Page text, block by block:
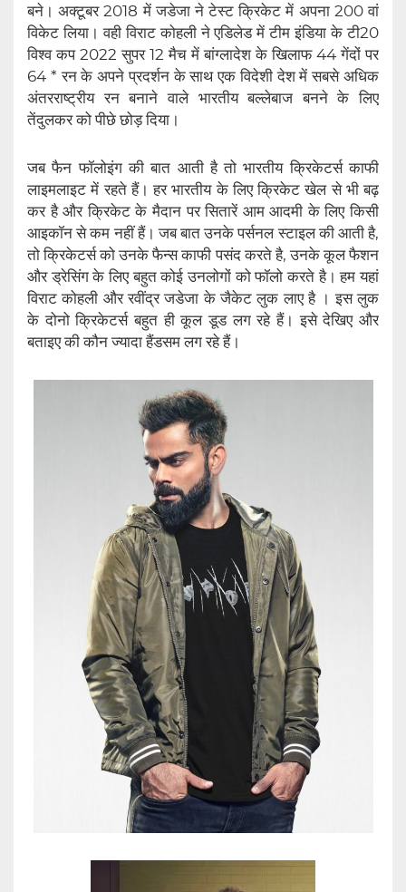
बने। अक्टूबर 2018 में जडेजा ने टेस्ट क्रिकेट में अपना 200 वां
विकेट लिया। वही विराट कोहली ने एडिलेड में टीम इंडिया के टी20
विश्व कप 2022 सुपर 12 मैच में बांग्लादेश के खिलाफ 44 गेंदों पर
64 * रन के अपने प्रदर्शन के साथ एक विदेशी देश में सबसे अधिक
अंतरराष्ट्रीय रन बनाने वाले भारतीय बल्लेबाज बनने के लिए
तेंदुलकर को पीछे छोड़ दिया।
जब फैन फॉलोइंग की बात आती है तो भारतीय क्रिकेटर्स काफी
लाइमलाइट में रहते हैं। हर भारतीय के लिए क्रिकेट खेल से भी बढ़
कर है और क्रिकेट के मैदान पर सितारें आम आदमी के लिए किसी
आइकॉन से कम नहीं हैं। जब बात उनके पर्सनल स्टाइल की आती है,
तो क्रिकेटर्स को उनके फैन्स काफी पसंद करते है, उनके कूल फैशन
और ड्रेसिंग के लिए बहुत कोई उनलोगों को फॉलो करते है। हम यहां
विराट कोहली और रवींद्र जडेजा के जैकेट लुक लाए है । इस लुक
के दोनो क्रिकेटर्स बहुत ही कूल डूड लग रहे हैं। इसे देखिए और
बताइए की कौन ज्यादा हैंडसम लग रहे हैं।